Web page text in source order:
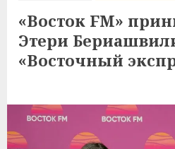
«Восток FM»
Этери
«Восточный